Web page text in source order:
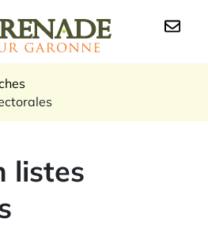
Logo Grenade sur
listes